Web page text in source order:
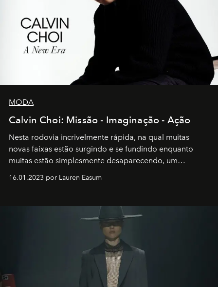
MODA
Calvin Choi: Missão - Imaginação - Ação
Nesta rodovia incrivelmente rápida, na qual muitas
novas faixas estão surgindo e se fundindo enquanto
muitas estão simplesmente desaparecendo, um
transportador AMTD abrindo caminho para muitos
por propósitos, com um claro senso de missão na vida e
16.01.2023 por Lauren Easum